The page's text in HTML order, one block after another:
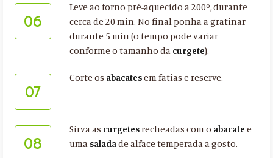
06
Leve ao forno pré-aquecido a 200º, durante
cerca de 20 min. No final ponha a gratinar
durante 5 min (o tempo pode variar
conforme o tamanho da curgete).
07
Corte os abacatesem fatias e reserve.
08
Sirva as curgetesrecheadas com o abacate e
uma saladade alface temperada a gosto.